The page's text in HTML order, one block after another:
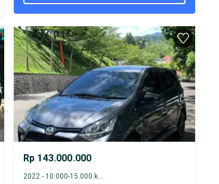
Rp 143.000.000
2022 - 10.000-15.000 km